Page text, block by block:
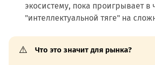
экосистему, пока проигрывает в
"интеллектуальной тяге" на
⚠️ Что это значит для рынка?